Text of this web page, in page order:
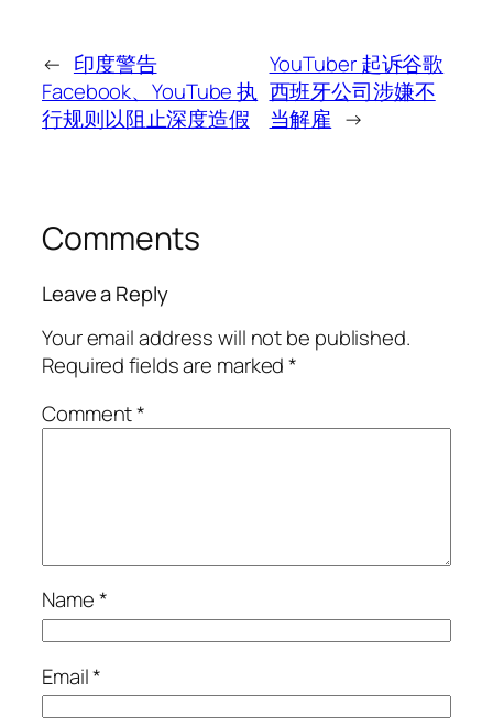
← 印度警告
Facebook、YouTube 执
行规则以阻止深度造假
YouTuber 起诉谷歌
西班牙公司涉嫌不
当解雇 →
Comments
Leave a Reply
Your email address will not be published.
Required fields are marked*
Comment*
Name*
Email*